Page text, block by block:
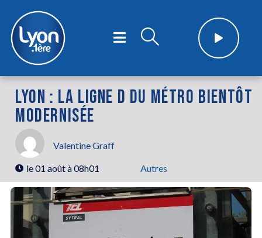
LYON : LA LIGNE D DU MÉTRO BIENTÔT
MODERNISÉE
Valentine Graff
le01 août à 08h01 Autres